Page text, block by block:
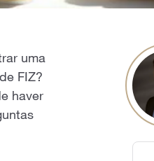
uma
FIZ?
haver